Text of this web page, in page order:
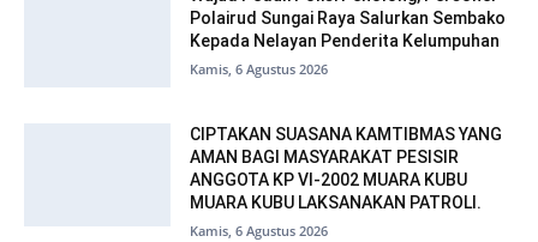
Polairud Sungai Raya Salurkan Sembako
Kepada Nelayan Penderita Kelumpuhan
Kamis, 6 Agustus 2026
CIPTAKAN SUASANA KAMTIBMAS YANG
AMAN BAGI MASYARAKAT PESISIR
ANGGOTA KP VI-2002 MUARA KUBU
MUARA KUBU LAKSANAKAN PATROLI.
Kamis, 6 Agustus 2026